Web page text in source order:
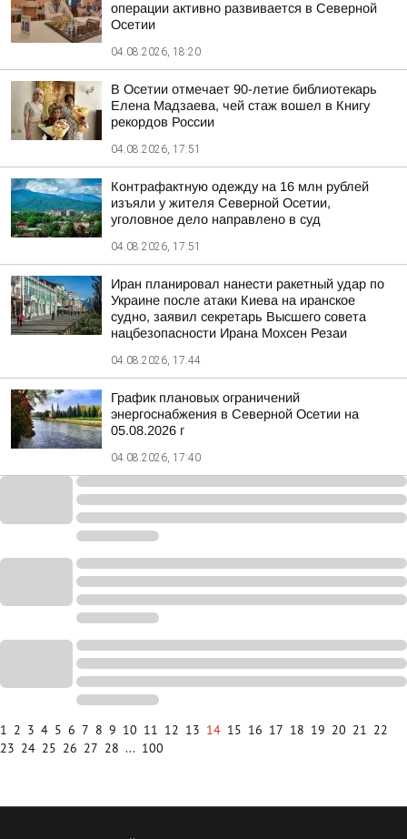
операции активно развивается в Северной
Осетии
04.08.2026, 18:20
В Осетии отмечает 90-летие библиотекарь
Елена Мадзаева, чей стаж вошел в Книгу
рекордов России
04.08.2026, 17:51
Контрафактную одежду на 16 млн рублей
изъяли у жителя Северной Осетии,
уголовное дело направлено в суд
04.08.2026, 17:51
Иран планировал нанести ракетный удар по
Украине после атаки Киева на иранское
судно, заявил секретарь Высшего совета
нацбезопасности Ирана Мохсен Резаи
04.08.2026, 17:44
График плановых ограничений
энергоснабжения в Северной Осетии на
05.08.2026 г
04.08.2026, 17:40
1 2 3 4 5 6 7 8 9 10 11 12 13 14 15 16 17 18 19 20 21 22
23 24 25 26 27 28 ... 100